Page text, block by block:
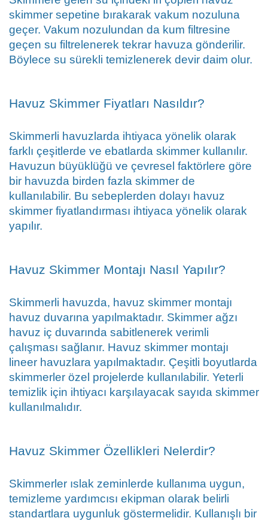
skimmer sepetine bırakarak vakum nozuluna
geçer. Vakum nozulundan da kum filtresine
geçen su filtrelenerek tekrar havuza gönderilir.
Böylece su sürekli temizlenerek devir daim olur.
Havuz Skimmer Fiyatları Nasıldır?
Skimmerli havuzlarda ihtiyaca yönelik olarak
farklı çeşitlerde ve ebatlarda skimmer kullanılır.
Havuzun büyüklüğü ve çevresel faktörlere göre
bir havuzda birden fazla skimmer de
kullanılabilir. Bu sebeplerden dolayı havuz
skimmer fiyatlandırması ihtiyaca yönelik olarak
yapılır.
Havuz Skimmer Montajı Nasıl Yapılır?
Skimmerli havuzda, havuz skimmer montajı
havuz duvarına yapılmaktadır. Skimmer ağzı
havuz iç duvarında sabitlenerek verimli
çalışması sağlanır. Havuz skimmer montajı
lineer havuzlara yapılmaktadır. Çeşitli boyutlarda
skimmerler özel projelerde kullanılabilir. Yeterli
temizlik için ihtiyacı karşılayacak sayıda skimmer
kullanılmalıdır.
Havuz Skimmer Özellikleri Nelerdir?
Skimmerler ıslak zeminlerde kullanıma uygun,
temizleme yardımcısı ekipman olarak belirli
standartlara uygunluk göstermelidir. Kullanışlı bir